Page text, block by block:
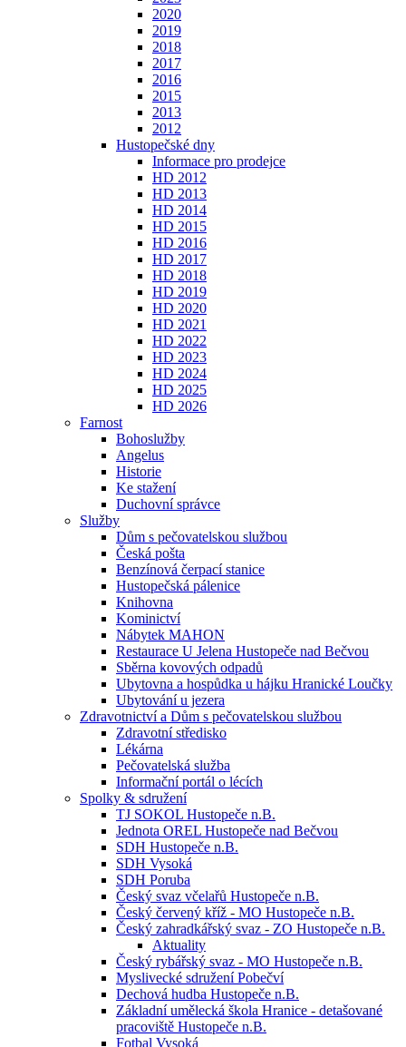
2020
2019
2018
2017
2016
2015
2013
2012
Hustopečské dny
Informace pro prodejce
HD 2012
HD 2013
HD 2014
HD 2015
HD 2016
HD 2017
HD 2018
HD 2019
HD 2020
HD 2021
HD 2022
HD 2023
HD 2024
HD 2025
HD 2026
Farnost
Bohoslužby
Angelus
Historie
Ke stažení
Duchovní správce
Služby
Dům s pečovatelskou službou
Česká pošta
Benzínová čerpací stanice
Hustopečská pálenice
Knihovna
Kominictví
Nábytek MAHON
Restaurace U Jelena Hustopeče nad Bečvou
Sběrna kovových odpadů
Ubytovna a hospůdka u hájku Hranické Loučky
Ubytování u jezera
Zdravotnictví a Dům s pečovatelskou službou
Zdravotní středisko
Lékárna
Pečovatelská služba
Informační portál o lécích
Spolky & sdružení
TJ SOKOL Hustopeče n.B.
Jednota OREL Hustopeče nad Bečvou
SDH Hustopeče n.B.
SDH Vysoká
SDH Poruba
Český svaz včelařů Hustopeče n.B.
Český červený kříž - MO Hustopeče n.B.
Český zahradkářský svaz - ZO Hustopeče n.B.
Aktuality
Český rybářský svaz - MO Hustopeče n.B.
Myslivecké sdružení Pobečví
Dechová hudba Hustopeče n.B.
Základní umělecká škola Hranice - detašované
pracoviště Hustopeče n.B.
Fotbal Vysoká